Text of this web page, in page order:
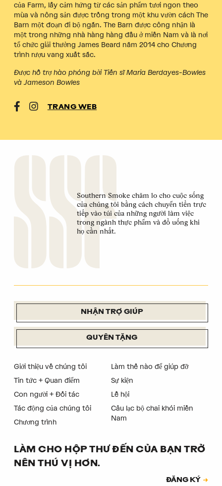
của Farm, lấy cảm hứng từ các sản phẩm tươi ngon theo
mùa và nông sản được trồng trong một khu vườn cách The
Barn một đoạn đi bộ ngắn. The Barn được công nhận là
một trong những nhà hàng hàng đầu ở miền Nam và là nơi
tổ chức giải thưởng James Beard năm 2014 cho Chương
trình rượu vang xuất sắc.
Được hỗ trợ hào phóng bởi Tiến sĩ Maria Berdayes-Bowles
và Jameson Bowles
TRANG WEB
Southern Smoke chăm lo cho cuộc sống
của chúng tôi bằng cách chuyển tiền trực
tiếp vào túi của những người làm việc
trong ngành thực phẩm và đồ uống khi
họ cần nhất.
NHẬN TRỢ GIÚP
QUYÊN TẶNG
Giới thiệu về chúng tôi
Tin tức + Quan điểm
Con người + Đối tác
Tác động của chúng tôi
Chương trình
Làm thế nào để giúp đỡ
Sự kiện
Lễ hội
Câu lạc bộ chai khói miền
Nam
LÀM CHO HỘP THƯ ĐẾN CỦA BẠN TRỞ
NÊN THÚ VỊ HƠN.
ĐĂNG KÝ